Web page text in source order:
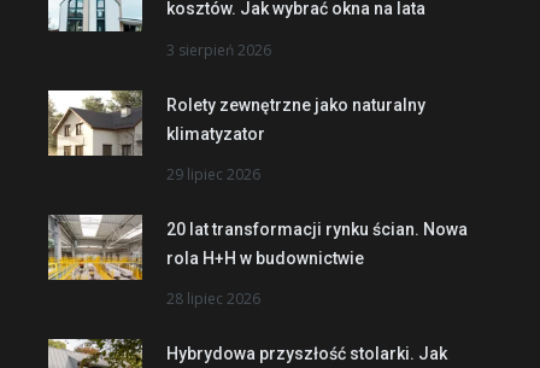
kosztów. Jak wybrać okna na lata
3 sierpień 2026
Rolety zewnętrzne jako naturalny
klimatyzator
29 lipiec 2026
20 lat transformacji rynku ścian. Nowa
rola H+H w budownictwie
28 lipiec 2026
Hybrydowa przyszłość stolarki. Jak